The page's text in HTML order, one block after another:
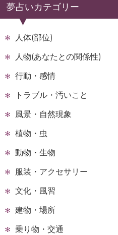
夢占いカテゴリー
人体(部位)
人物(あなたとの関係性)
行動・感情
トラブル・汚いこと
風景・自然現象
植物・虫
動物・生物
服装・アクセサリー
文化・風習
建物・場所
乗り物・交通